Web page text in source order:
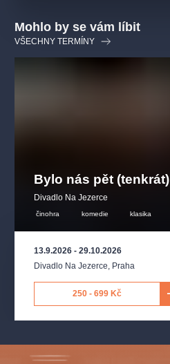
Mohlo by se vám líbit
VŠECHNY TERMÍNY
Bylo nás pět (tenkrát)
Divadlo Na Jezerce
činohra komedie klasika
13.9.2026 - 29.10.2026
Divadlo Na Jezerce Praha
250 - 699 Kč